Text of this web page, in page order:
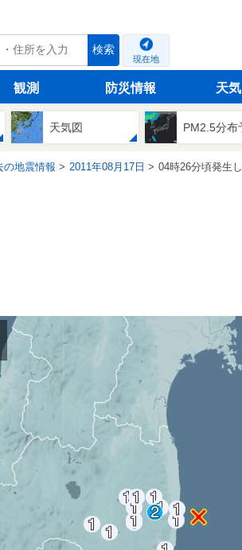
検索
現在地
観測 防災情報 天
天気図 PM2.5分布
の地震情報 2011年08月17日 04時26分頃発生